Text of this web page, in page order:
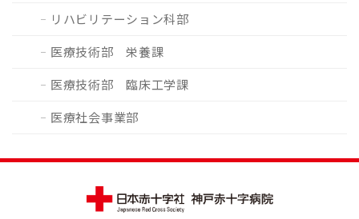
リハビリテーション科部
医療技術部 栄養課
医療技術部 臨床工学課
医療社会事業部